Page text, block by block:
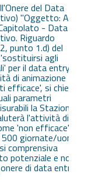
del Data
"Oggetto: Art.
- Data
Riguardo
punto 1.d) del
agli
per il data entry,
di animazione
efficace', si chiede:
parametri
la Stazione
l'attività di
'non efficace'?
giornate/uomo
comprensiva
potenziale e non
di data entry